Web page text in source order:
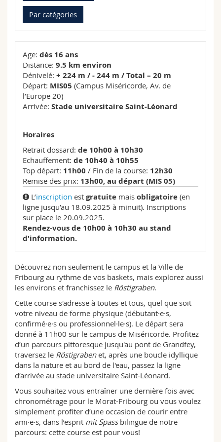
Sciences et médecine
Interfacultaire
Collaborateurs
Doctorants
Webmail
Programme des cours
MyUnifr
Par catégories
Age: dès 16 ans
Distance: 9.5 km environ
Dénivelé: + 224 m / - 244 m / Total – 20 m
Départ: MIS05 (Campus Miséricorde, Av. de
l’Europe 20)
Arrivée: Stade universitaire Saint-Léonard
Horaires
Retrait dossard: de 10h00 à 10h30
Echauffement: de 10h40 à 10h55
Top départ: 11h00 / Fin de la course: 12h30
Remise des prix: 13h00, au départ (MIS 05)
L’inscription est gratuite mais obligatoire (en
ligne jusqu’au 18.09.2025 à minuit). Inscriptions
sur place le 20.09.2025.
Rendez-vous de 10h00 à 10h30 au stand
d'information.
Découvrez non seulement le campus et la Ville de
Fribourg au rythme de vos baskets, mais explorez aussi
les environs et franchissez le Röstigraben.
Cette course s'adresse à toutes et tous, quel que soit
votre niveau de forme physique (débutant·e·s,
confirmé·e·s ou professionnel·le·s). Le départ sera
donné à 11h00 sur le campus de Miséricorde. Profitez
d’un parcours pittoresque jusqu'au pont de Grandfey,
traversez le Röstigrabenet, après une boucle idyllique
dans la nature et au bord de l'eau, passez la ligne
d’arrivée au stade universitaire Saint-Léonard.
Vous souhaitez vous entraîner une dernière fois avec
chronométrage pour le Morat-Fribourg ou vous voulez
simplement profiter d’une occasion de courir entre
ami·e·s, dans l’esprit mit Spassbilingue de notre
parcours: cette course est pour vous!